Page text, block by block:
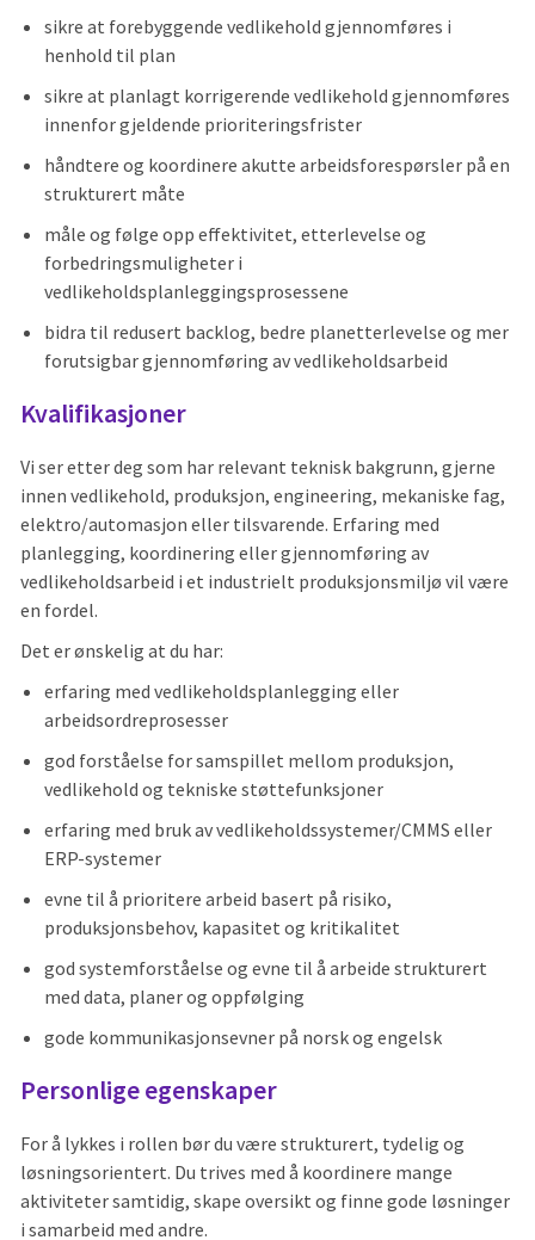
sikre at forebyggende vedlikehold gjennomføres i
henhold til plan
sikre at planlagt korrigerende vedlikehold gjennomføres
innenfor gjeldende prioriteringsfrister
håndtere og koordinere akutte arbeidsforespørsler på en
strukturert måte
måle og følge opp effektivitet, etterlevelse og
forbedringsmuligheter i
vedlikeholdsplanleggingsprosessene
bidra til redusert backlog, bedre planetterlevelse og mer
forutsigbar gjennomføring av vedlikeholdsarbeid
Kvalifikasjoner
Vi ser etter deg som har relevant teknisk bakgrunn, gjerne
innen vedlikehold, produksjon, engineering, mekaniske fag,
elektro/automasjon eller tilsvarende. Erfaring med
planlegging, koordinering eller gjennomføring av
vedlikeholdsarbeid i et industrielt produksjonsmiljø vil være
en fordel.
Det er ønskelig at du har:
erfaring med vedlikeholdsplanlegging eller
arbeidsordreprosesser
god forståelse for samspillet mellom produksjon,
vedlikehold og tekniske støttefunksjoner
erfaring med bruk av vedlikeholdssystemer/CMMS eller
ERP-systemer
evne til å prioritere arbeid basert på risiko,
produksjonsbehov, kapasitet og kritikalitet
god systemforståelse og evne til å arbeide strukturert
med data, planer og oppfølging
gode kommunikasjonsevner på norsk og engelsk
Personlige egenskaper
For å lykkes i rollen bør du være strukturert, tydelig og
løsningsorientert. Du trives med å koordinere mange
aktiviteter samtidig, skape oversikt og finne gode løsninger
i samarbeid med andre.